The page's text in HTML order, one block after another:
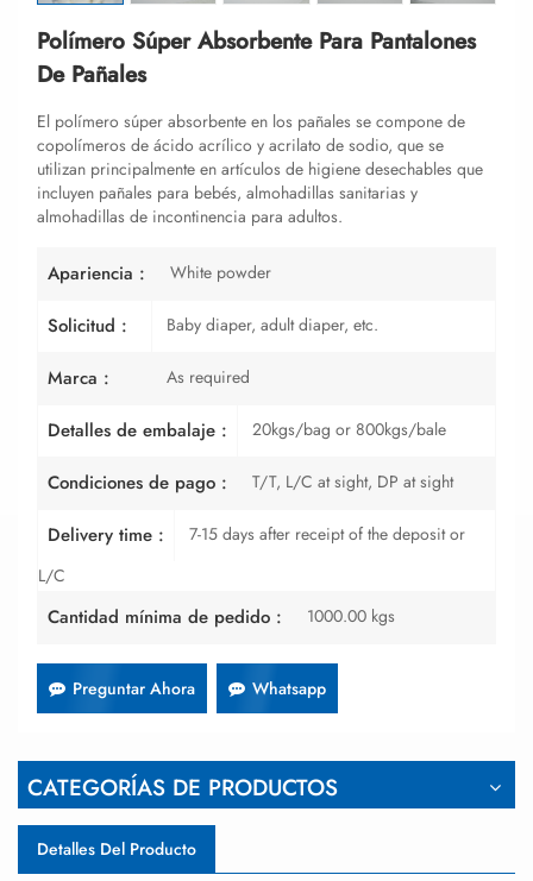
Polímero Súper Absorbente Para Pantalones
De Pañales
El polímero súper absorbente en los pañales se compone de
copolímeros de ácido acrílico y acrilato de sodio, que se
utilizan principalmente en artículos de higiene desechables que
incluyen pañales para bebés, almohadillas sanitarias y
almohadillas de incontinencia para adultos.
Apariencia : White powder
Solicitud : Baby diaper, adult diaper, etc.
Marca : As required
Detalles de embalaje : 20kgs/bag or 800kgs/bale
Condiciones de pago : T/T, L/C at sight, DP at sight
Delivery time :
7-15 days after receipt of the deposit or
L/C
Cantidad mínima de pedido : 1000.00 kgs
Preguntar Ahora Whatsapp
CATEGORÍAS DE PRODUCTOS
Detalles Del Producto